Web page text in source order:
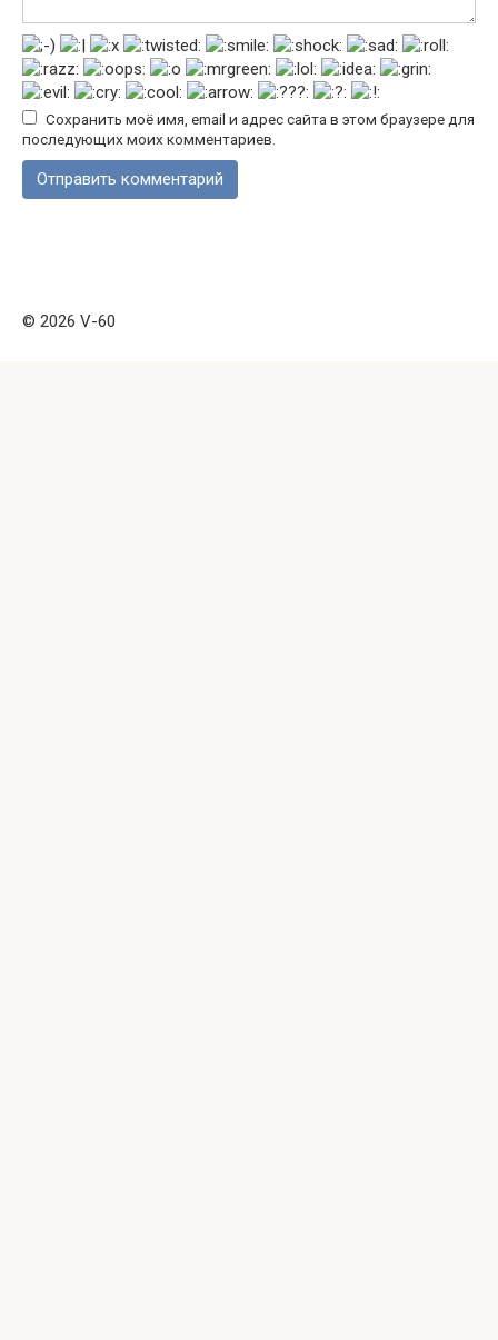
Сохранить моё имя, email и адрес сайта в этом браузере для
последующих моих комментариев.
© 2026 V-60